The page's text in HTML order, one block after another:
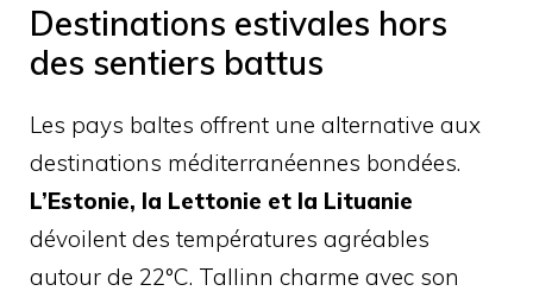
Destinations estivales hors
des sentiers battus
Les pays baltes offrent une alternative aux
destinations méditerranéennes bondées.
L’Estonie, la Lettonie et la Lituanie
dévoilent des températures agréables
autour de 22°C. Tallinn charme avec son